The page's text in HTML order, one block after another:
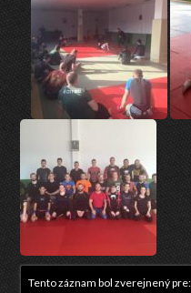
Tento záznam bol zverejnený pre: